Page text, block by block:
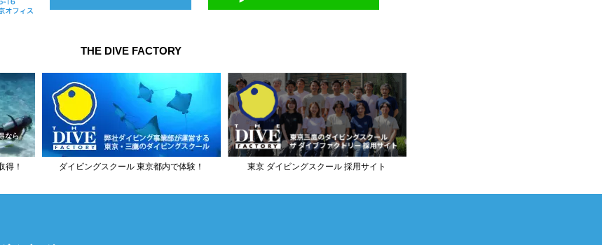
THE DIVE FACTORY
得！ ダイビングスクール 東京都内で体験！ 東京 ダイビングスクール 採用サイト